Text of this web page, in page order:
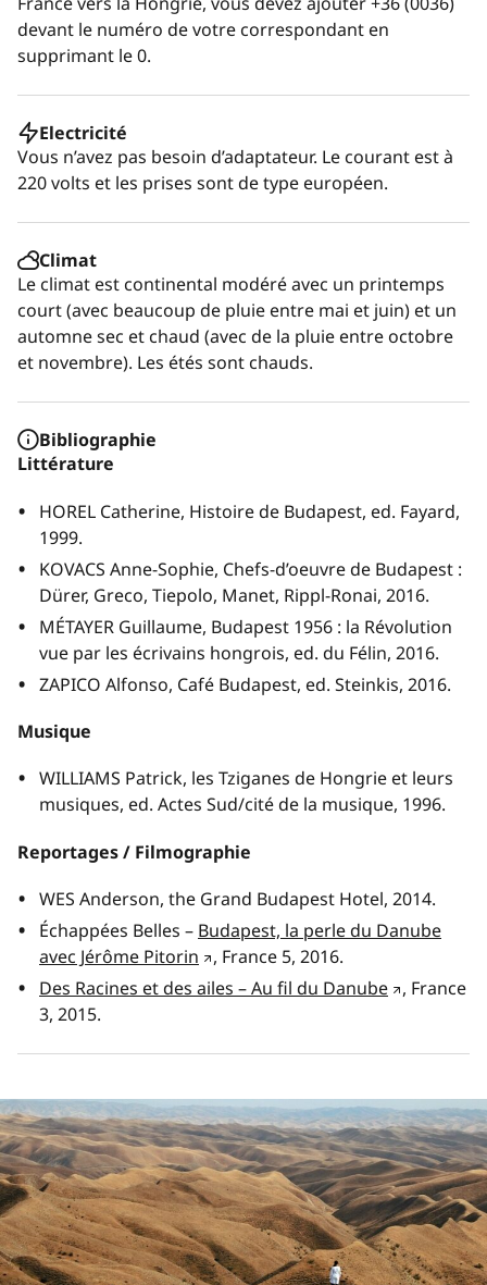
devant le numéro de votre correspondant en
supprimant le 0.
Electricité
Vous n’avez pas besoin d’adaptateur. Le courant est à
220 volts et les prises sont de type européen.
Climat
Le climat est continental modéré avec un printemps
court (avec beaucoup de pluie entre mai et juin) et un
automne sec et chaud (avec de la pluie entre octobre
et novembre). Les étés sont chauds.
Bibliographie
Littérature
HOREL Catherine, Histoire de Budapest, ed. Fayard,
1999.
KOVACS Anne-Sophie, Chefs-d’oeuvre de Budapest :
Dürer, Greco, Tiepolo, Manet, Rippl-Ronai, 2016.
MÉTAYER Guillaume, Budapest 1956 : la Révolution
vue par les écrivains hongrois, ed. du Félin, 2016.
ZAPICO Alfonso, Café Budapest, ed. Steinkis, 2016.
Musique
WILLIAMS Patrick, les Tziganes de Hongrie et leurs
musiques, ed. Actes Sud/cité de la musique, 1996.
Reportages / Filmographie
WES Anderson, the Grand Budapest Hotel, 2014.
Échappées Belles – Budapest, la perle du Danube
avec Jérôme Pitorin
, France 5, 2016.
Des Racines et des ailes –Au fil du Danube
, France
3, 2015.